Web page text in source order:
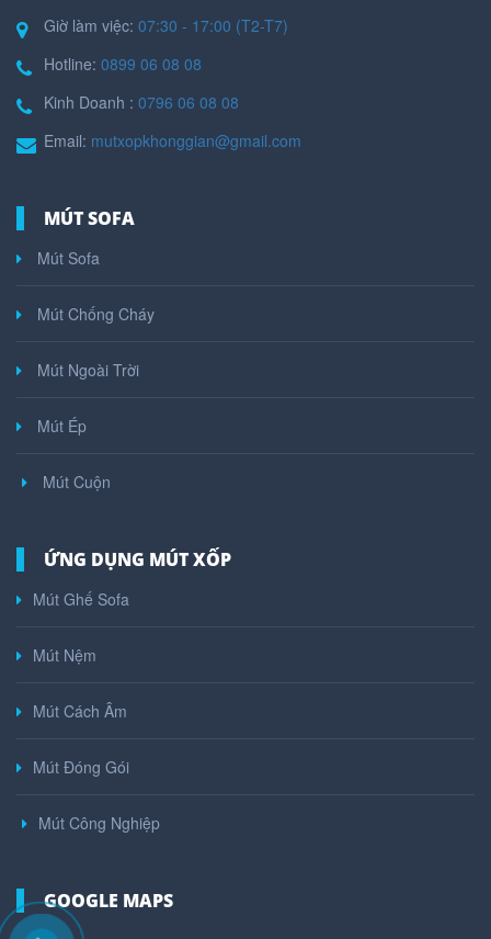
Giờ làm việc: 07:30 - 17:00 (T2-T7)
Hotline: 0899 06 08 08
Kinh Doanh : 0796 06 08 08
Email: mutxopkhonggian@gmail.com
MÚT SOFA
Mút Sofa
Mút Chống Cháy
Mút Ngoài Trời
Mút Ép
Mút Cuộn
ỨNG DỤNG MÚT XỐP
Mút Ghế Sofa
Mút Nệm
Mút Cách Âm
Mút Đóng Gói
Mút Công Nghiệp
GOOGLE MAPS